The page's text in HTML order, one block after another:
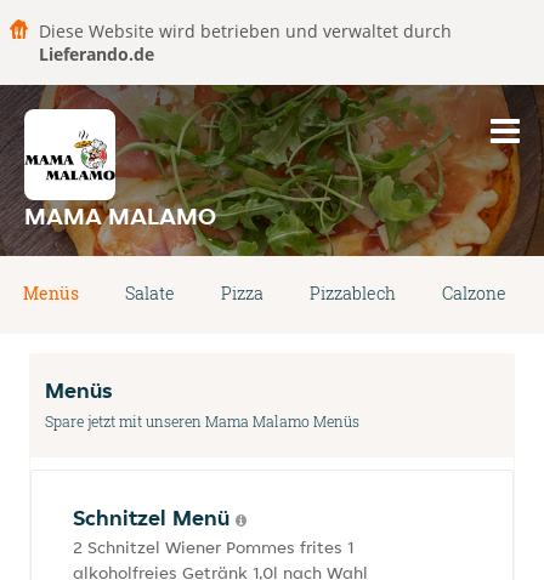
Diese Website wird betrieben und verwaltet durch
Lieferando.de
MAMA MALAMO
Menüs Salate Pizza Pizzablech Calzone
Menüs
Spare jetzt mit unseren Mama Malamo Menüs
Schnitzel Menü
2 Schnitzel Wiener Pommes frites 1
alkoholfreies Getränk 1,0l nach Wahl